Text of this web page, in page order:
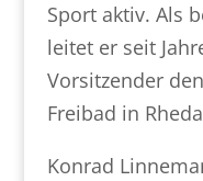
Sport aktiv. Als
leitet er seit
Vorsitzender
Freibad in
Konrad